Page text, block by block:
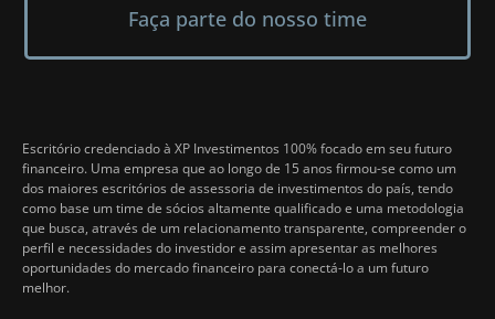
Faça parte do nosso time
Escritório credenciado à XP Investimentos 100% focado em seu futuro
financeiro. Uma empresa que ao longo de 15 anos firmou-se como um
dos maiores escritórios de assessoria de investimentos do país, tendo
como base um time de sócios altamente qualificado e uma metodologia
que busca, através de um relacionamento transparente, compreender o
perfil e necessidades do investidor e assim apresentar as melhores
oportunidades do mercado financeiro para conectá-lo a um futuro
melhor.